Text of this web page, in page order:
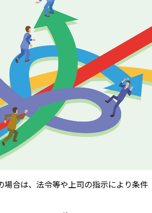
場合は、法令等や上司の指示により条件